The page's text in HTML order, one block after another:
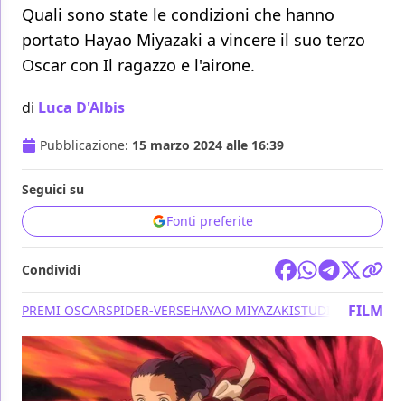
Quali sono state le condizioni che hanno
portato Hayao Miyazaki a vincere il suo terzo
Oscar con Il ragazzo e l'airone.
di Luca D'Albis
Pubblicazione: 15 marzo 2024 alle 16:39
Seguici su
Fonti preferite
Condividi
PREMI OSCARSPIDER-VERSEHAYAO MIYAZAKISTUDIO GHIBLI
FILM